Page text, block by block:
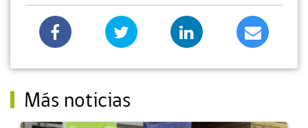
Más noticias